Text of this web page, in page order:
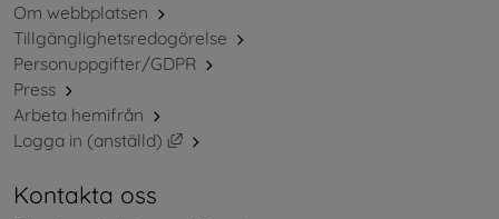
Om webbplatsen
Tillgänglighetsredogörelse
Personuppgifter/GDPR
Press
Arbeta hemifrån
Logga in (anställd)
Länk till annan webbplats, öppnas i nytt
Kontakta oss